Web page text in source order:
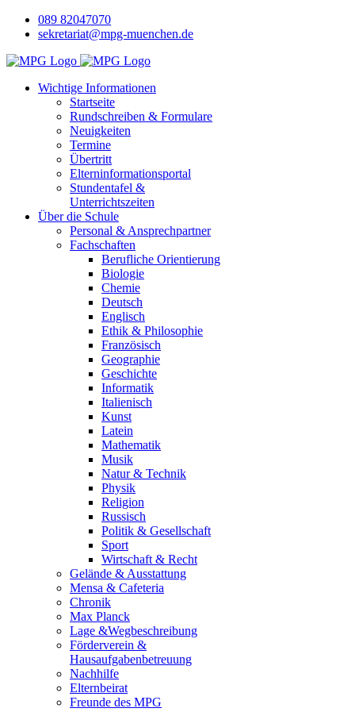
089 82047070
sekretariat@mpg-muenchen.de
Wichtige Informationen
Startseite
Rundschreiben & Formulare
Neuigkeiten
Termine
Übertritt
Elterninformationsportal
Stundentafel &
Unterrichtszeiten
Über die Schule
Personal & Ansprechpartner
Fachschaften
Berufliche Orientierung
Biologie
Chemie
Deutsch
Englisch
Ethik & Philosophie
Französisch
Geographie
Geschichte
Informatik
Italienisch
Kunst
Latein
Mathematik
Musik
Natur & Technik
Physik
Religion
Russisch
Politik & Gesellschaft
Sport
Wirtschaft & Recht
Gelände & Ausstattung
Mensa & Cafeteria
Chronik
Max Planck
Lage &Wegbeschreibung
Förderverein &
Hausaufgabenbetreuung
Nachhilfe
Elternbeirat
Freunde des MPG